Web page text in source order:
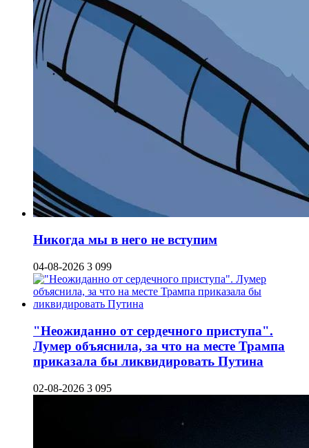
Никогда мы в него не вступим
04-08-2026 3 099
"Неожиданно от сердечного приступа".
Лумер объяснила, за что на месте Трампа
приказала бы ликвидировать Путина
02-08-2026 3 095